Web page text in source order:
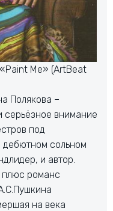
Me» (ArtBeat
Полякова –
серьёзное внимание
под
дебютном сольном
и автор.
плюс романс
на века